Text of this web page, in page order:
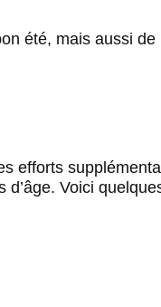
été, mais aussi
efforts
Voici